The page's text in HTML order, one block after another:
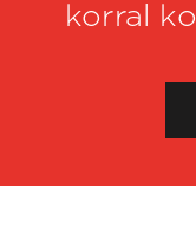
korral